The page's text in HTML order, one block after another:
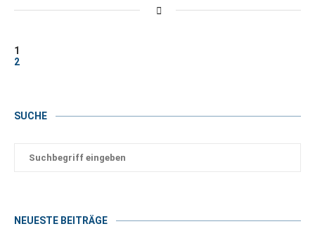
1
2
SUCHE
NEUESTE BEITRÄGE